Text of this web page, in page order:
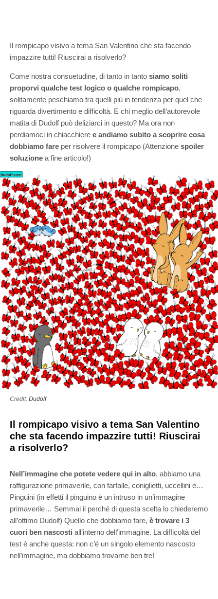
Il rompicapo visivo a tema San Valentino che sta facendo
impazzire tutti! Riuscirai a risolverlo?
Come nostra consuetudine, di tanto in tanto siamo soliti
proporvi qualche test logico o qualche rompicapo,
solitamente peschiamo tra quelli più in tendenza per quel che
riguarda divertimento e difficoltà. E chi meglio dell’autorevole
matita di Dudolf può deliziarci in questo? Ma ora non
perdiamoci in chiacchiere e andiamo subito a scoprire cosa
dobbiamo fare per risolvere il rompicapo (Attenzione spoiler
soluzione a fine articolo!)
Credit: Dudolf
Il rompicapo visivo a tema San Valentino
che sta facendo impazzire tutti! Riuscirai
a risolverlo?
Nell’immagine che potete vedere qui in alto, abbiamo una
raffigurazione primaverile, con farfalle, coniglietti, uccellini e…
Pinguini (in effetti il pinguino è un intruso in un’immagine
primaverile… Semmai il perché di questa scelta lo chiederemo
all’ottimo Dudolf) Quello che dobbiamo fare, è trovare i 3
cuori ben nascosti all’interno dell’immagine. La difficoltà del
test è anche questa: non c’é un singolo elemento nascosto
nell’immagine, ma dobbiamo trovarne ben tre!